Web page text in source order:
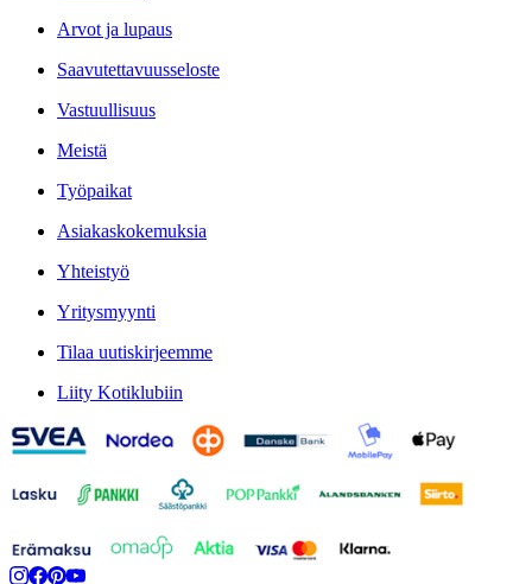
Arvot ja lupaus
Saavutettavuusseloste
Vastuullisuus
Meistä
Työpaikat
Asiakaskokemuksia
Yhteistyö
Yritysmyynti
Tilaa uutiskirjeemme
Liity Kotiklubiin